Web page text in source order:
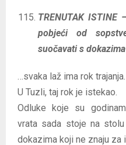
TRENUTAK
pobjeći od
suočavati s dokazima
…svaka laž ima rok trajanja.
U Tuzli, taj rok je istekao.
Odluke koje su
vrata sada stoje na
dokazima koji ne znaju za